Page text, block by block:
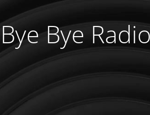
Bye Bye